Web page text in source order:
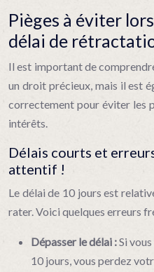
Pièges à éviter
délai de
Il est important de
un droit précieux, mais il est
correctement pour éviter les
intérêts.
Délais courts et
attentif !
Le délai de 10 jours est
rater. Voici quelques erreurs
Dépasser le délai :Si
10 jours, vous perdez